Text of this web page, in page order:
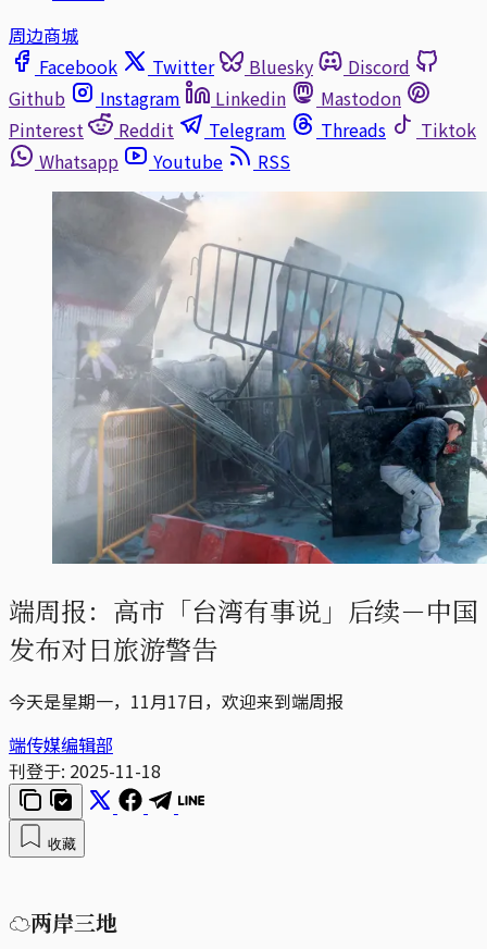
周边商城
Facebook
Twitter Bluesky
Discord
Github
Instagram Linkedin
Mastodon
Pinterest
Reddit Telegram Threads
Tiktok
Whatsapp
Youtube RSS
端周报：高市「台湾有事说」后续－中国
发布对日旅游警告
今天是星期一，11月17日，欢迎来到端周报
端传媒编辑部
刊登于: 2025-11-18
收藏
☁两岸三地